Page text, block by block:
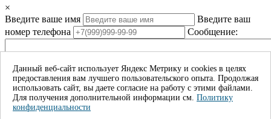
×
Введите ваше имя
Введите ваш
номер телефона
Сообщение:
Даю согласие на обработку моих личных данных*
Отправить
Данный веб-сайт использует Яндекс Метрику и cookies в целях
предоставления вам лучшего пользовательского опыта. Продолжая
использовать сайт, вы даете согласие на работу с этими файлами.
Для получения дополнительной информации см. Политику
конфиденциальности